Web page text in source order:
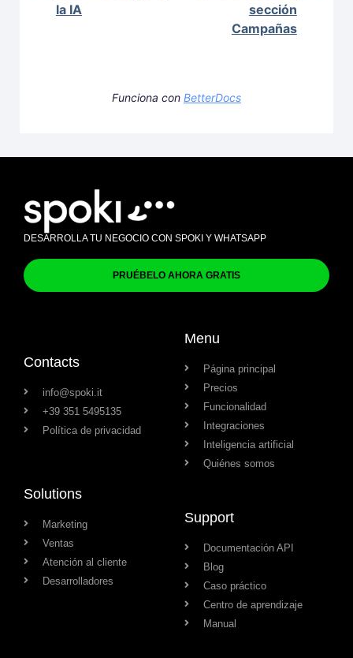
la IA
sección
Campañas
Funciona con BetterDocs
DESARROLLA TU NEGOCIO CON SPOKI Y WHATSAPP
PRUÉBELO AHORA GRATIS
Contacts
info@spoki.it
+39 351 5495135
Política de privacidad
Menu
Página principal
Precios
Funcionalidad
Integraciones
Inteligencia artificial
Quiénes somos
Solutions
Marketing
Ventas
Atención al cliente
Desarrolladores
Support
Documentación API
Blog
Caso práctico
Centro de aprendizaje
Manual